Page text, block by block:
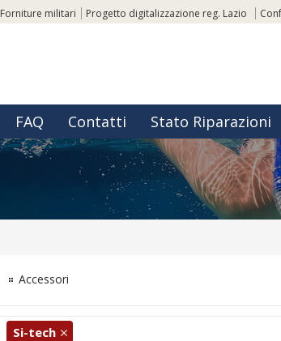
Forniture militari Progetto digitalizzazione reg. Lazio
FAQ Contatti Stato Riparazioni
Accessori
Si-tech